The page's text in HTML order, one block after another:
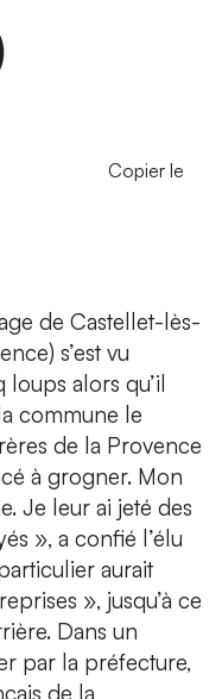
Copier le
de Castellet-lès-
s’est vu
alors qu’il
commune le
de la Provence
à grogner. Mon
Je leur ai jeté des
», a confié l’élu
aurait
», jusqu’à ce
Dans un
par la préfecture,
de la